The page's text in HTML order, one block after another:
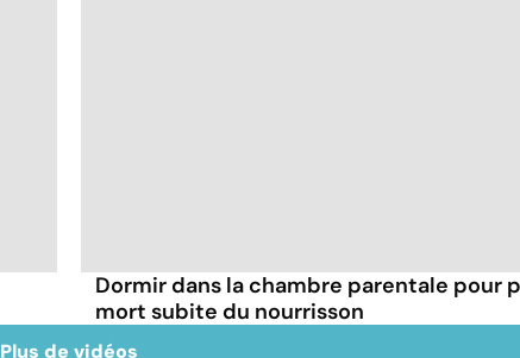
Dormir dans la chambre parentale pour
mort subite du nourrisson
Plus de vidéos